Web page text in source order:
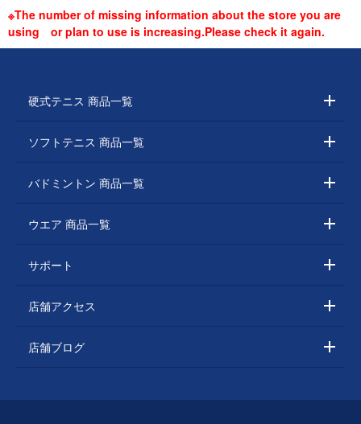
※The number of missing information about the store you are
using or plan to use is increasing.Please check it again.
硬式テニス 商品一覧
ソフトテニス 商品一覧
バドミントン 商品一覧
ウエア 商品一覧
サポート
店舗アクセス
店舗ブログ